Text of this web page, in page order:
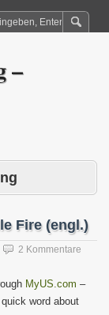
–
Fire (engl.)
2 Kommentare
MyUS.com –
quick word about